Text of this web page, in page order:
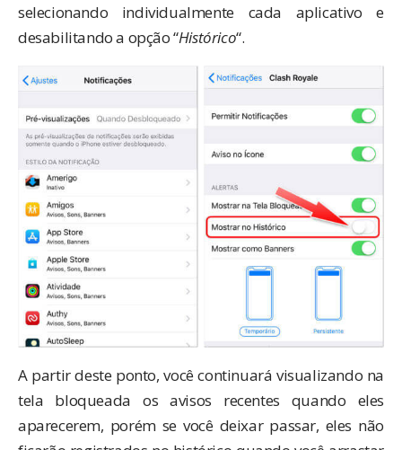
selecionando individualmente cada aplicativo e
desabilitando a opção “Histórico“.
A partir deste ponto, você continuará visualizando na
tela bloqueada os avisos recentes quando eles
aparecerem, porém se você deixar passar, eles não